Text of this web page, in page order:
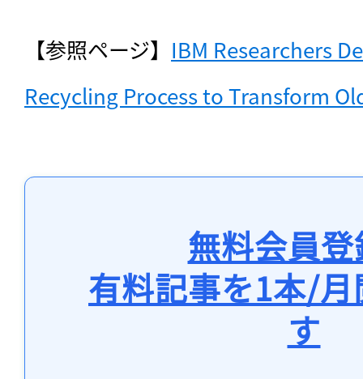
【参照ページ】 IBM Researchers
Recycling Process to Transform
無料会員
有料記事を1本/
す